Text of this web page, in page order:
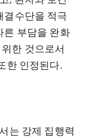
결수단을 적극
른 부담을 완화
한 것으로서
한 인정된다.
는 강제 집행력